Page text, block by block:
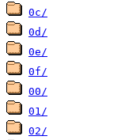
0c/
0d/
0e/
0f/
00/
01/
02/